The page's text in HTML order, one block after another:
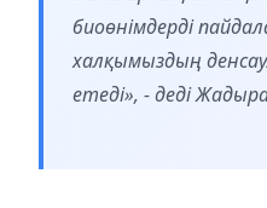
биоөнімдерді
халқымыздың
етеді», - деді